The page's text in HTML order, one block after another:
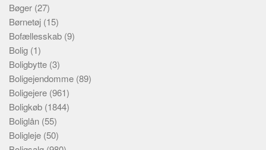
Bøger (27)
Børnetøj (15)
Bofællesskab (9)
Bolig (1)
Boligbytte (3)
Boligejendomme (89)
Boligejere (961)
Boligkøb (1844)
Boliglån (55)
Boligleje (50)